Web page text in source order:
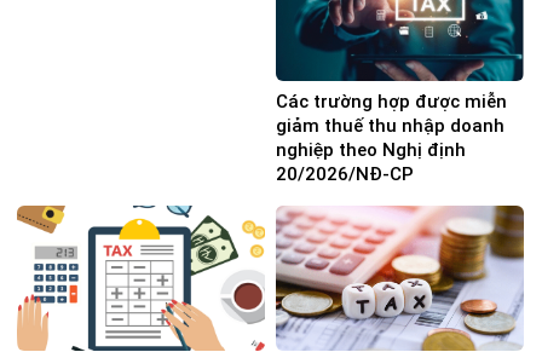
Các trường hợp được miễn
giảm thuế thu nhập doanh
nghiệp theo Nghị định
20/2026/NĐ-CP